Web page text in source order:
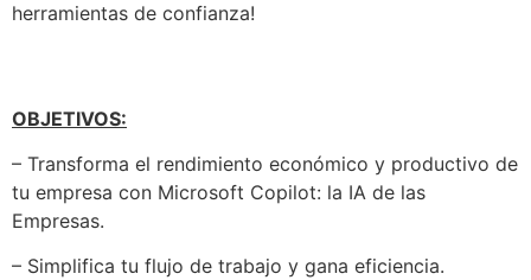
herramientas de confianza!
OBJETIVOS:
– Transforma el rendimiento económico y productivo de
tu empresa con Microsoft Copilot: la IA de las
Empresas.
– Simplifica tu flujo de trabajo y gana eficiencia.